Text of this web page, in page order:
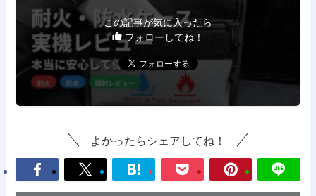
この記事が気に入ったら
フォローしてね！
よかったらシェアしてね！